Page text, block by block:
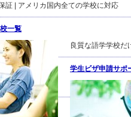
証 | アメリカ国内全ての学校に対応
一覧
良質な語学学校だ
学生ビザ申請サポ